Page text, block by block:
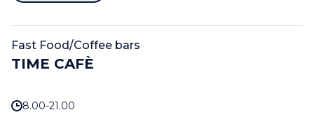
Fast Food/Coffee bars
TIME CAFÈ
8.00-21.00